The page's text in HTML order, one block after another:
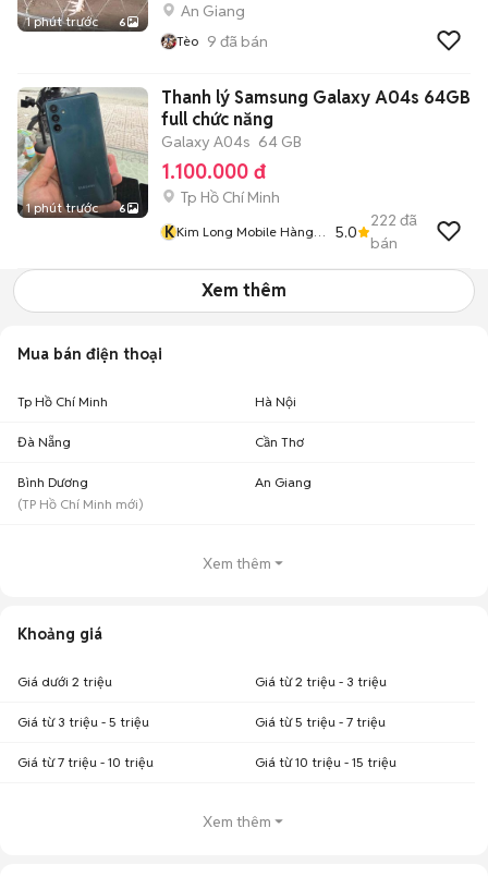
1 phút trước 6
An Giang
Tèo 9 đã bán
1 phút trước 6
Thanh lý Samsung Galaxy A04s 64GB
full chức năng
Galaxy A04s 64 GB
1.100.000 đ
Tp Hồ Chí Minh
KKim Long Mobile Hàng
5.0
222 đã
bán
Xem thêm
Mua bán điện thoại
Tp Hồ Chí Minh Hà Nội
Đà Nẵng Cần Thơ
Bình Dương
(TP Hồ Chí Minh mới)
An Giang
Xem thêm
Khoảng giá
Giá dưới 2 triệu Giá từ 2 triệu - 3 triệu
Giá từ 3 triệu - 5 triệu Giá từ 5 triệu - 7 triệu
Giá từ 7 triệu - 10 triệu Giá từ 10 triệu - 15 triệu
Xem thêm